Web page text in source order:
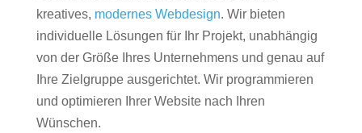
kreatives, modernes Webdesign. Wir bieten
individuelle Lösungen für Ihr Projekt, unabhängig
von der Größe Ihres Unternehmens und genau auf
Ihre Zielgruppe ausgerichtet. Wir programmieren
und optimieren Ihrer Website nach Ihren
Wünschen.